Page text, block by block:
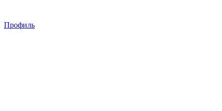
Профиль